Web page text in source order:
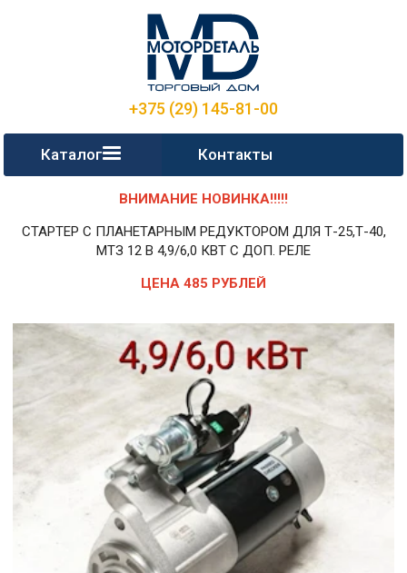
+375 (29) 145-81-00
Каталог Контакты
ВНИМАНИЕ НОВИНКА!!!!!
СТАРТЕР С ПЛАНЕТАРНЫМ РЕДУКТОРОМ ДЛЯ Т-25,Т-40,
МТЗ 12 В 4,9/6,0 КВТ С ДОП. РЕЛЕ
ЦЕНА 485 РУБЛЕЙ